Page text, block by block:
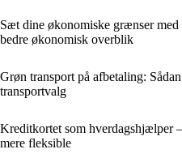
Sæt dine økonomiske grænser
bedre økonomisk overblik
Grøn transport på afbetaling:
transportvalg
Kreditkortet som hverdagshjælper
mere fleksible